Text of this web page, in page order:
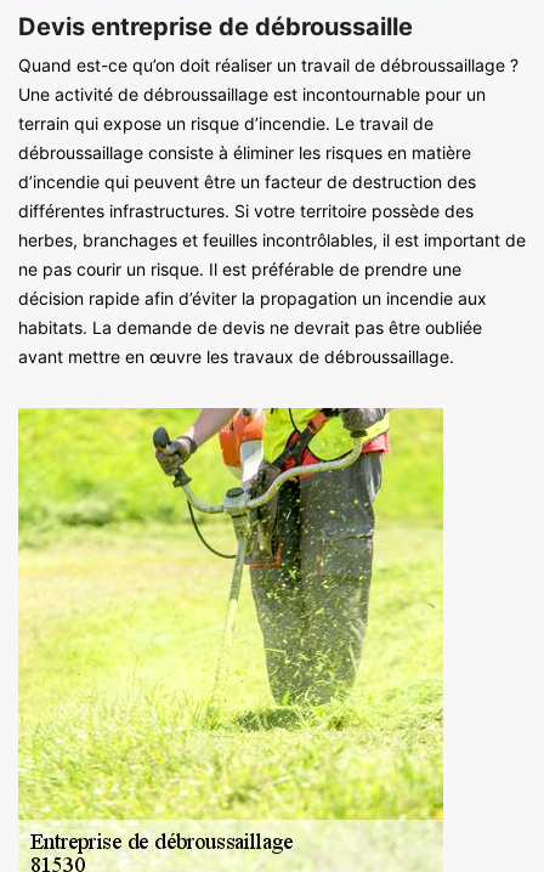
Devis entreprise de débroussaille
Quand est-ce qu’on doit réaliser un travail de débroussaillage ?
Une activité de débroussaillage est incontournable pour un
terrain qui expose un risque d’incendie. Le travail de
débroussaillage consiste à éliminer les risques en matière
d’incendie qui peuvent être un facteur de destruction des
différentes infrastructures. Si votre territoire possède des
herbes, branchages et feuilles incontrôlables, il est important de
ne pas courir un risque. Il est préférable de prendre une
décision rapide afin d’éviter la propagation un incendie aux
habitats. La demande de devis ne devrait pas être oubliée
avant mettre en œuvre les travaux de débroussaillage.